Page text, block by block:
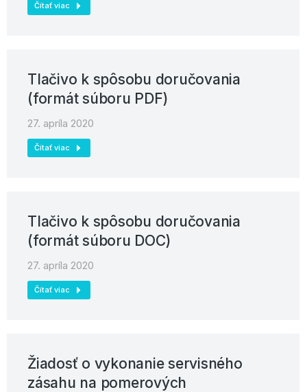
Čítať viac
Tlačivo k spôsobu doručovania
(formát súboru PDF)
27. apríla 2020
Čítať viac
Tlačivo k spôsobu doručovania
(formát súboru DOC)
27. apríla 2020
Čítať viac
Žiadosť o vykonanie servisného
zásahu na pomerových